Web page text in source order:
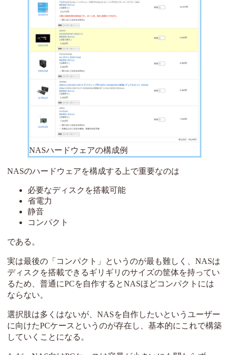
NASハードウェアの構成例
NASのハードウェアを構成する上で重要なのは
必要なディスクを搭載可能
省電力
静音
コンパクト
である。
実は最後の「コンパクト」というのが最も難しく、NASは
ディスクを搭載できるギリギリのサイズの筐体を持ってい
るため、普通にPCを自作するとNASほどコンパクトには
ならない。
選択肢は多くはないが、NASを自作したいというユーザー
に向けたPCケースというのが存在し、基本的にこれで構築
していくことになる。